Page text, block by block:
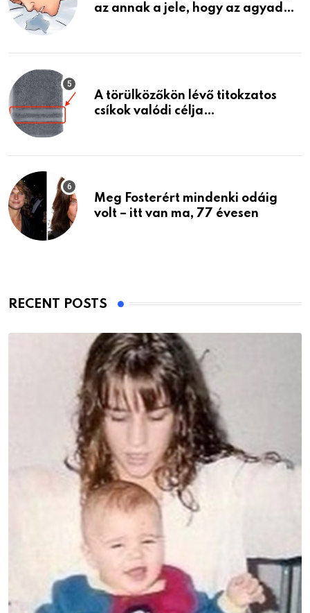
az annak a jele, hogy az agyad…
A törülközőkön lévő titokzatos
csíkok valódi célja…
Meg Fosterért mindenki odáig
volt – itt van ma, 77 évesen
RECENT POSTS